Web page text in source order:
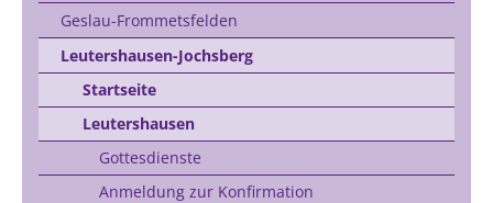
Geslau-Frommetsfelden
Leutershausen-Jochsberg
Startseite
Leutershausen
Gottesdienste
Anmeldung zur Konfirmation